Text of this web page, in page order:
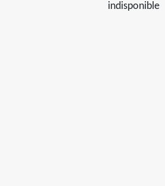
indisponible